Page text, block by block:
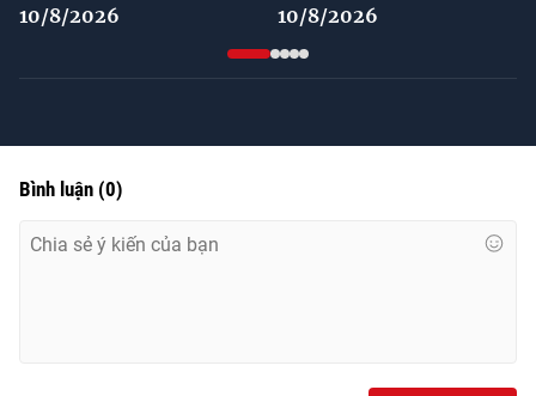
10/8/2026
10/8/2026
Bình luận (0)